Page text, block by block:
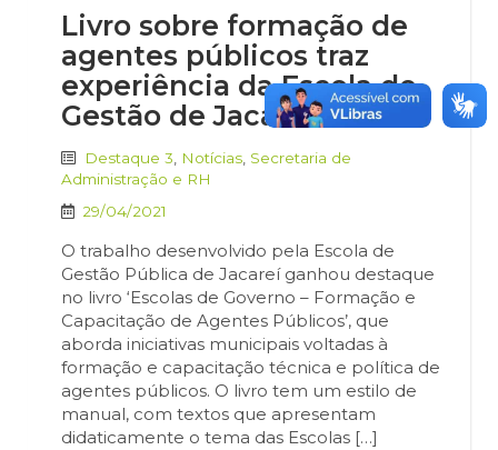
Livro sobre formação de
agentes públicos traz
experiência da Escola de
Gestão de Jacareí
Destaque 3 Notícias Secretaria de
Administração e RH
29/04/2021
O trabalho desenvolvido pela Escola de
Gestão Pública de Jacareí ganhou destaque
no livro ‘Escolas de Governo – Formação e
Capacitação de Agentes Públicos’, que
aborda iniciativas municipais voltadas à
formação e capacitação técnica e política de
agentes públicos. O livro tem um estilo de
manual, com textos que apresentam
didaticamente o tema das Escolas […]